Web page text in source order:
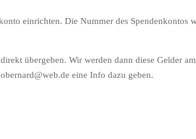
einrichten. Die Nummer des Spendenkontos
übergeben. Wir werden dann diese Gelder
eine Info dazu geben.